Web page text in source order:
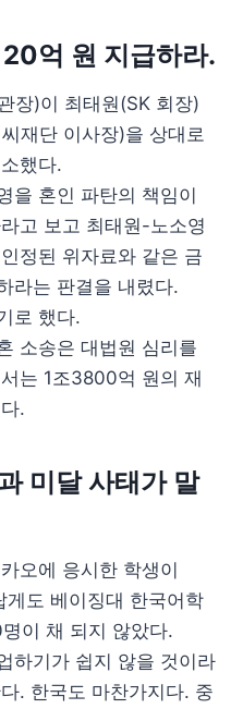
억 원 지급하라.
장)이 최태원(SK 회장)
재단 이사장)을 상대로
했다.
을 혼인 파탄의 책임이
고 보고 최태원-노소영
정된 위자료와 같은 금
라는 판결을 내렸다.
로 했다.
소송은 대법원 심리를
는 1조3800억 원의 재
.
미달 사태가 말
오에 응시한 학생이
도 베이징대 한국어학
이 채 되지 않았다.
하기가 쉽지 않을 것이라
. 한국도 마찬가지다. 중